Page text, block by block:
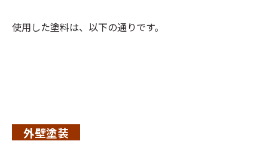
使用した塗料は、以下の通りです。
外壁塗装